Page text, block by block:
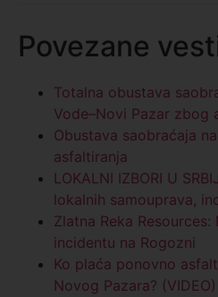
Povezane
Totalna obustava
Vode–Novi Pazar zbog
Obustava saobraćaja
asfaltiranja
LOKALNI IZBORI U
lokalnih samouprava,
Zlatna Reka
incidentu na Rogozni
Ko plaća ponovno
Novog Pazara? (VIDEO)